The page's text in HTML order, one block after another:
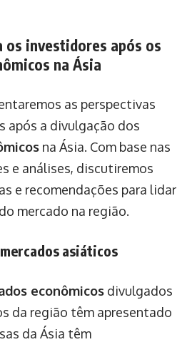
os investidores após os
na Ásia
as perspectivas
após a divulgação dos
na Ásia. Com base nas
e análises, discutiremos
e recomendações para lidar
mercado na região.
asiáticos
econômicos divulgados
da região têm apresentado
da Ásia têm